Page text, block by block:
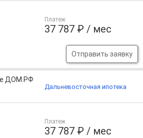
Платеж
37 787 ₽ / мес
Отправить заявку
Платеж
37 787 ₽ / мес
Дальневосточная ипотека